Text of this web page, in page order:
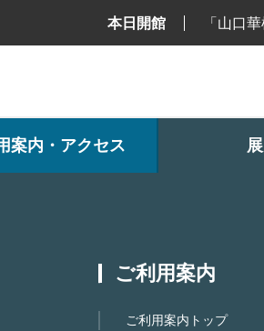
本日開館 「山口
案内・アクセス
ご利用案内
ご利用案内トップ